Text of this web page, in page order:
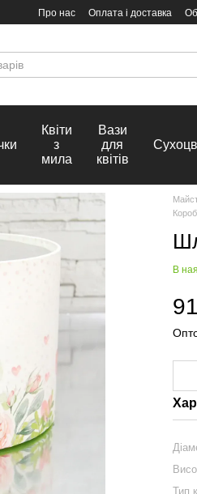
Про нас Оплата і доставка
Квіти
з
мила
Вази
для
квітів
В
Тип